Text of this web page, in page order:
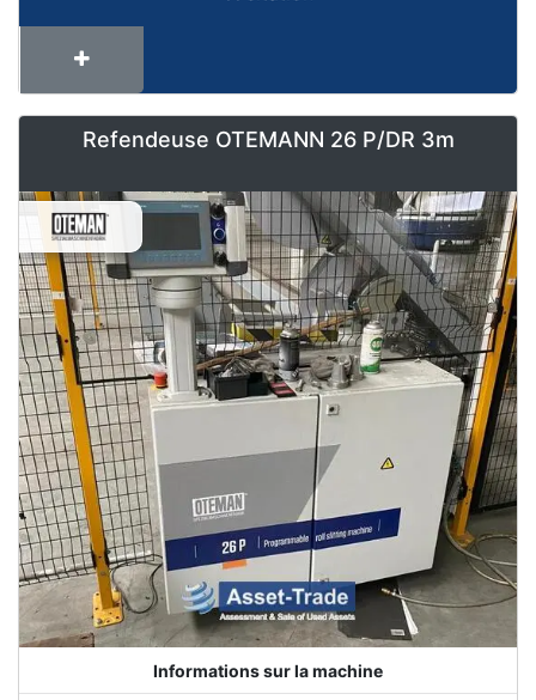
Refendeuse OTEMANN 26 P/DR 3m
Informations sur la machine